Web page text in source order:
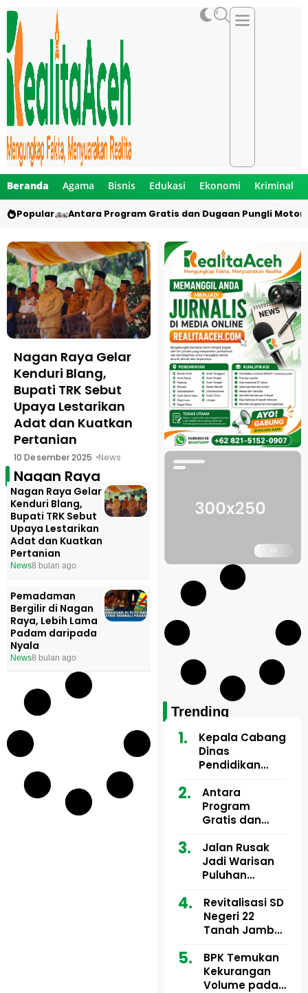
Beranda Agama Bisnis Edukasi Ekonomi Kriminal
Popular Antara Program Gratis dan Dugaan Pungli Motor
Nagan Raya Gelar
Kenduri Blang,
Bupati TRK Sebut
Upaya Lestarikan
Adat dan Kuatkan
Pertanian
10 Desember 2025 News
Pemadaman
Bergilir di Nagan
Raya, Lebih Lama
Padam daripada
Nyala
8 Desember 2025 News
Nagan Raya
Nagan Raya Gelar
Kenduri Blang,
Bupati TRK Sebut
Upaya Lestarikan
Adat dan Kuatkan
Pertanian
News8 bulan ago
Pemadaman
Bergilir di Nagan
Raya, Lebih Lama
Padam daripada
Nyala
News8 bulan ago
Trending
Kepala Cabang
Dinas
Pendidikan
Utara Buka
Pelatihan Deep
Learning serta
Artifisial bagi
Guru
Matematika
Antara
Program
Gratis dan
Motor Imum
Gampong, Uji
Nyali APH
Bermain di
Balik Rp250
Ribu
Jalan Rusak
Jadi Warisan
Puluhan
dan Tgk
Muharuddin
Kini Didesak
Revitalisasi SD
Negeri 22
Tanah Jambo
Miliar Tuai
Sorotan, Publik
Pertanyakan
BPK Temukan
Kekurangan
Volume pada